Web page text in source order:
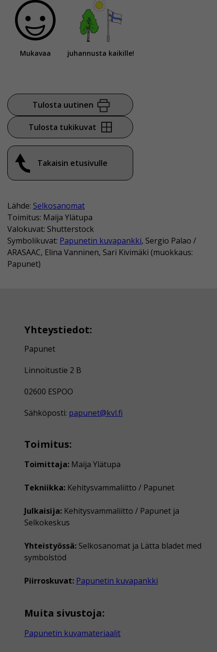
Mukavaa juhannusta kaikille!
Tulosta uutinen
Tulosta tukikuvat
Takaisin etusivulle
Lähde: Selkosanomat
Toimitus: Maija Ylätupa
Valokuvat: Shutterstock
Symbolikuvat: Papunetin kuvapankki, Sergio Palao /
ARASAAC, Elina Vanninen, Sari Kivimäki (muokkaus:
Papunet)
Yhteystiedot:
Papunet
Linnoitustie 2 B
02600 ESPOO
Sähköposti: papunet@kvl.fi
Toimitus:
Toimittaja: Maija Ylätupa
Tekniikka: Kehitysvammaliitto / Papunet
Julkaisija: Kehitysvammaliitto / Papunet ja
Selkokeskus
Yhteistyössä: Selkosanomat ja Lätta bladet med
symbolstöd
Piirroskuvat: Papunetin kuvapankki
Muita sivustoja:
Papunetin kuvamateriaalit